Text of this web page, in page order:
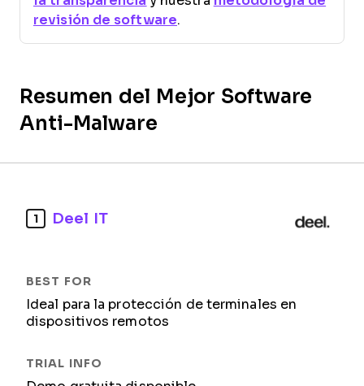
revisión de software.
Resumen del Mejor Software
Anti-Malware
1 Deel IT
Ideal para la protección de terminales en
dispositivos remotos